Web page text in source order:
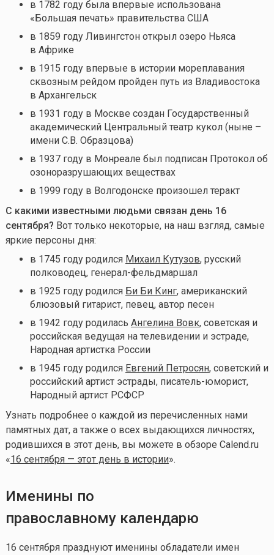
в 1782 году была впервые использована
«Большая печать» правительства США
в 1859 году Ливингстон открыл озеро Ньяса
в Африке
в 1915 году впервые в истории мореплавания
сквозным рейдом пройден путь из Владивостока
в Архангельск
в 1931 году в Москве создан Государственный
академический Центральный театр кукол (ныне –
имени С.В. Образцова)
в 1937 году в Монреале был подписан Протокол об
озоноразрушающих веществах
в 1999 году в Волгодонске произошел теракт
С какими известными людьми связан день 16
сентября? Вот только некоторые, на наш взгляд, самые
яркие персоны дня:
в 1745 году родился Михаил Кутузов, русский
полководец, генерал-фельдмаршал
в 1925 году родился Би Би Кинг, американский
блюзовый гитарист, певец, автор песен
в 1942 году родилась Ангелина Вовк, советская и
российская ведущая на телевидении и эстраде,
Народная артистка России
в 1945 году родился Евгений Петросян, советский и
российский артист эстрады, писатель-юморист,
Народный артист РСФСР
Узнать подробнее о каждой из перечисленных нами
памятных дат, а также о всех выдающихся личностях,
родившихся в этот день, вы можете в обзоре Calend.ru
«16 сентября — этот день в истории».
Именины по
православному календарю
16 сентября празднуют именины обладатели имен